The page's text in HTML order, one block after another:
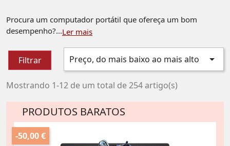
Procura um computador portátil que ofereça um bom
desempenho?...Ler mais
Filtrar Preço, do mais baixo ao mais alto 
Mostrando 1-12 de um total de 254 artigo(s)
PRODUTOS BARATOS
-50,00 €